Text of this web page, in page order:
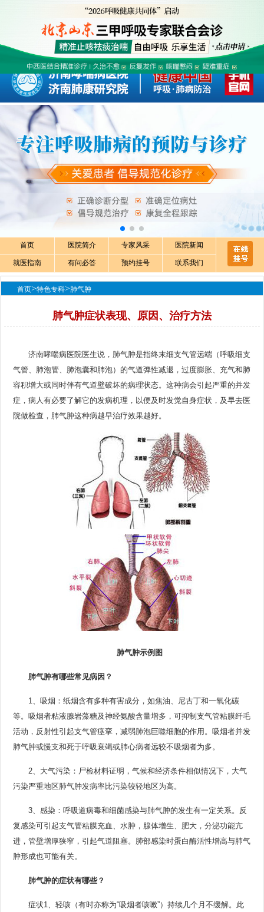
首页 医院简介 专家风采 医院新闻
就医指南 有问必答 预约挂号 联系我们
首页>特色专科>肺气肿
肺气肿症状表现、原因、治疗方法
济南哮喘病医院医生说，肺气肿是指终末细支气管远端（呼吸细支
气管、肺泡管、肺泡囊和肺泡）的气道弹性减退，过度膨胀、充气和肺
容积增大或同时伴有气道壁破坏的病理状态。这种病会引起严重的并发
症，病人有必要了解它的发病机理，以便及时发觉自身症状，及早去医
院做检查，肺气肿这种病越早治疗效果越好。
肺气肿示例图
肺气肿有哪些常见病因？
1、吸烟：纸烟含有多种有害成分，如焦油、尼古丁和一氧化碳
等。吸烟者粘液腺岩藻糖及神经氨酸含量增多，可抑制支气管粘膜纤毛
活动，反射性引起支气管痉挛，减弱肺泡巨噬细胞的作用。吸烟者并发
肺气肿或慢支和死于呼吸衰竭或肺心病者远较不吸烟者为多。
2、大气污染：尸检材料证明，气候和经济条件相似情况下，大气
污染严重地区肺气肿发病率比污染较轻地区为高。
3、感染：呼吸道病毒和细菌感染与肺气肿的发生有一定关系。反
复感染可引起支气管粘膜充血、水肿，腺体增生、肥大，分泌功能亢
进，管壁增厚狭窄，引起气道阻塞。肺部感染时蛋白酶活性增高与肺气
肿形成也可能有关。
肺气肿的症状有哪些？
症状1、轻咳（有时亦称为“吸烟者咳嗽”）持续几个月不缓解。此